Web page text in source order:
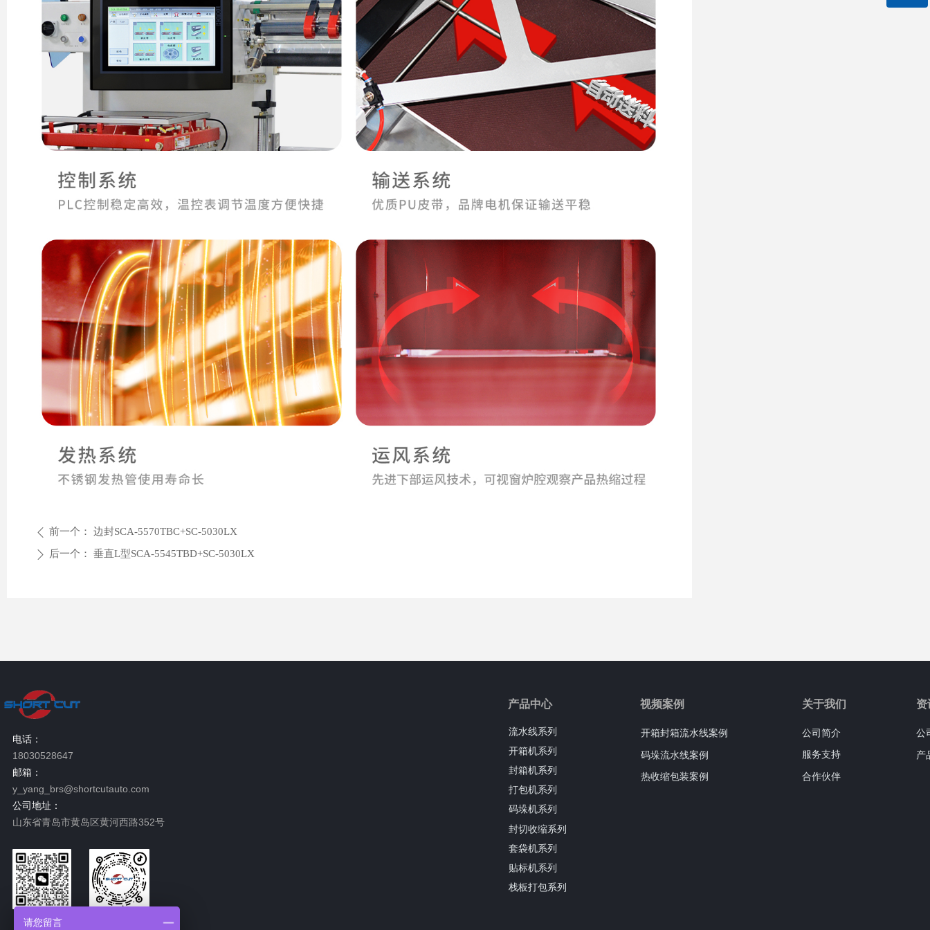
ꄴ 前一个： 边封SCA-5570TBC+SC-5030LX
ꄲ 后一个： 垂直L型SCA-5545TBD+SC-5030LX
产品中心
流水线系列
开箱机系列
封箱机系列
打包机系列
码垛机系列
封切收缩系列
套袋机系列
贴标机系列
栈板打包系列
开箱封箱流水线案例
码垛流水线案例
热收缩包装案例
视频案例
公司简介
服务支持
合作伙伴
关于我们
公
产
资
电话：
18030528647
邮箱：
y_yang_brs@shortcutauto.com
公司地址：
山东省青岛市黄岛区黄河西路352号
微信二维码
请您留言